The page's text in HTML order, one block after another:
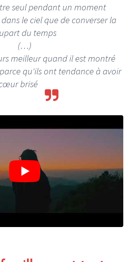
seul pendant un moment
le ciel que de converser la
du temps
(…)
meilleur quand il est montré
qu'ils ont tendance à avoir
brisé